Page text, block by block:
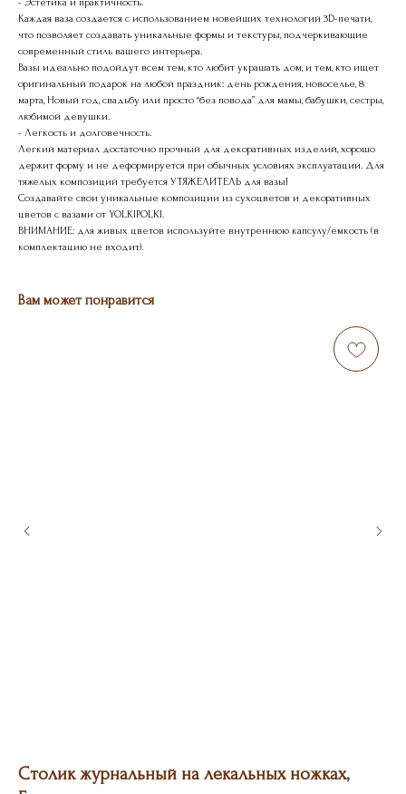
Каждая ваза создается с использованием новейших технологий 3D-печати,
что позволяет создавать уникальные формы и текстуры, подчеркивающие
современный стиль вашего интерьера.
Вазы идеально подойдут всем тем, кто любит украшать дом, и тем, кто ищет
оригинальный подарок на любой праздник: день рождения, новоселье, 8
марта, Новый год, свадьбу или просто “без повода” для мамы, бабушки, сестры,
любимой девушки.
- Легкость и долговечность.
Легкий материал достаточно прочный для декоративных изделий, хорошо
держит форму и не деформируется при обычных условиях эксплуатации. Для
тяжелых композиций требуется УТЯЖЕЛИТЕЛЬ для вазы!
Создавайте свои уникальные композиции из сухоцветов и декоративных
цветов с вазами от YOLKIPOLKI.
ВНИМАНИЕ: для живых цветов используйте внутреннюю капсулу/емкость (в
комплектацию не входит).
Вам может понравится
Столик журнальный на лекальных ножках,